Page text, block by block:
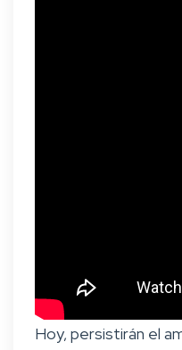
Hoy, persistirán el